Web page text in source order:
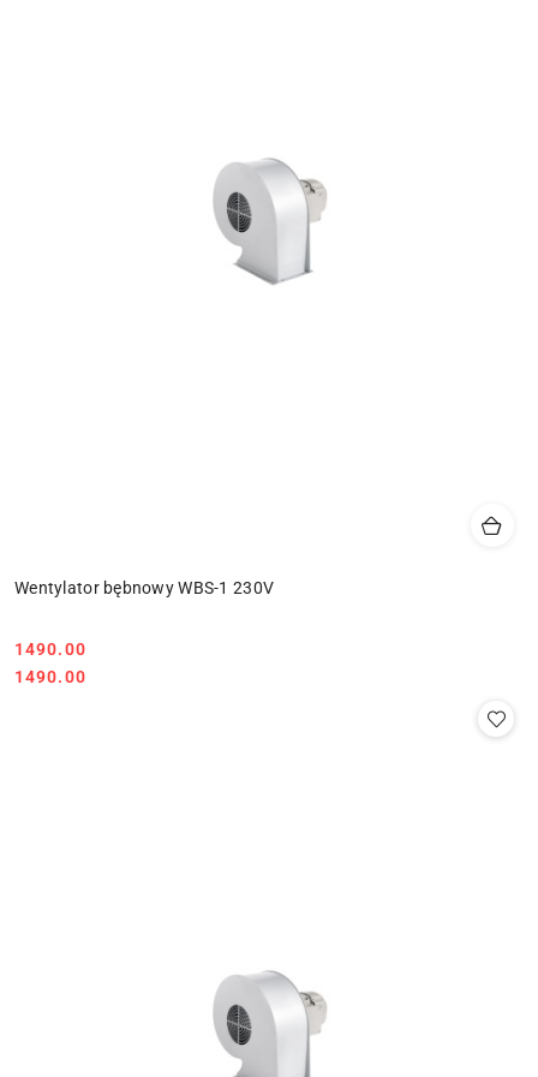
Wentylator bębnowy WBS-1 230V
Cena:
1490.00
Cena:
1490.00